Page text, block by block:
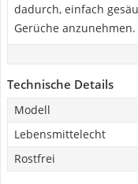
dadurch, einfach
Gerüche anzunehmen.
Technische Details
Modell
Lebensmittelecht
Rostfrei